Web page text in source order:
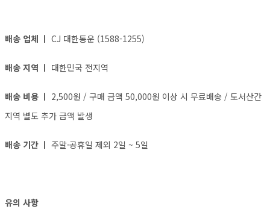
배송 업체 ㅣ CJ 대한통운 (1588-1255)
배송 지역 ㅣ 대한민국 전지역
배송 비용 ㅣ 2,500원 / 구매 금액 50,000원 이상 시 무료배송 / 도서산간
지역 별도 추가 금액 발생
배송 기간 ㅣ 주말·공휴일 제외 2일 ~ 5일
유의 사항